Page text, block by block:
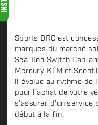
Sports DRC est
marques du marché
Sea-Doo Switch Can-
Mercury KTM et
il évolue au rythme de
pour l’achat de votre
s’assurer d’un
début à la fin.